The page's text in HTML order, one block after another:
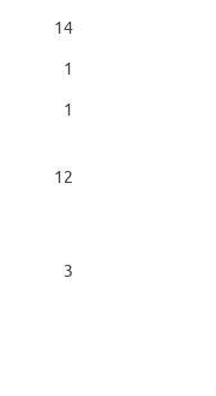
14
1
1
12
3